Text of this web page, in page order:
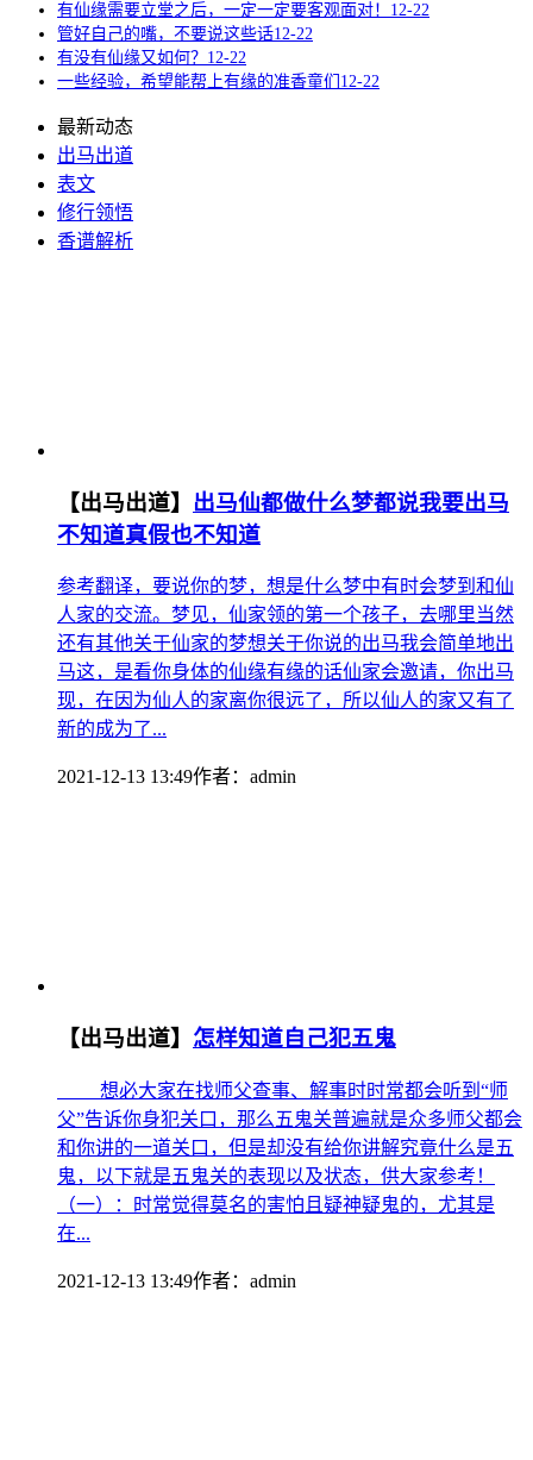
有仙缘需要立堂之后，一定一定要客观面对！ 12-22
管好自己的嘴，不要说这些话12-22
有没有仙缘又如何？ 12-22
一些经验，希望能帮上有缘的准香童们 12-22
最新动态
出马出道
表文
修行领悟
香谱解析
【出马出道】 出马仙都做什么梦都说我要出马
不知道真假也不知道
参考翻译，要说你的梦，想是什么梦中有时会梦到和仙
人家的交流。梦见，仙家领的第一个孩子，去哪里当然
还有其他关于仙家的梦想关于你说的出马我会简单地出
马这，是看你身体的仙缘有缘的话仙家会邀请，你出马
现，在因为仙人的家离你很远了，所以仙人的家又有了
新的成为了...
2021-12-13 13:49作者： admin
【出马出道】 怎样知道自己犯五鬼
想必大家在找师父查事、解事时时常都会听到“师
父”告诉你身犯关口，那么五鬼关普遍就是众多师父都会
和你讲的一道关口，但是却没有给你讲解究竟什么是五
鬼，以下就是五鬼关的表现以及状态，供大家参考！
（一）：时常觉得莫名的害怕且疑神疑鬼的，尤其是
在...
2021-12-13 13:49作者： admin